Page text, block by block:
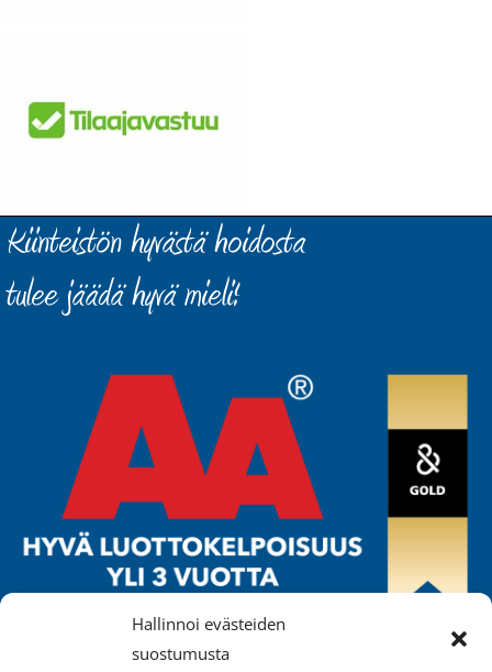
Hallinnoi evästeiden
suostumusta
ISÄNNÖINTIPALVELU MÄKELÄ OY